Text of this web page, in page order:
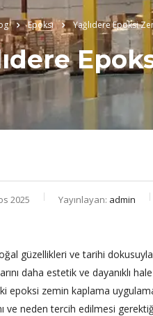
Epoksi Yağlıdere Epoksi
2025 Yayınlayan: admin
güzellikleri ve tarihi
daha estetik ve dayanıklı
epoksi zemin kaplama
ve neden tercih edilmesi